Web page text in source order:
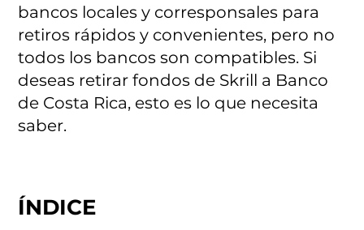
ÍNDICE
bancos locales y corresponsales para
retiros rápidos y convenientes, pero no
todos los bancos son compatibles. Si
deseas retirar fondos de Skrill a Banco
de Costa Rica, esto es lo que necesita
saber.